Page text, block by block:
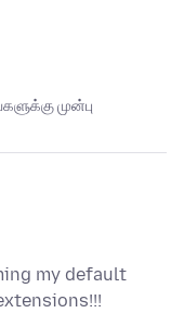
முன்பு
my default